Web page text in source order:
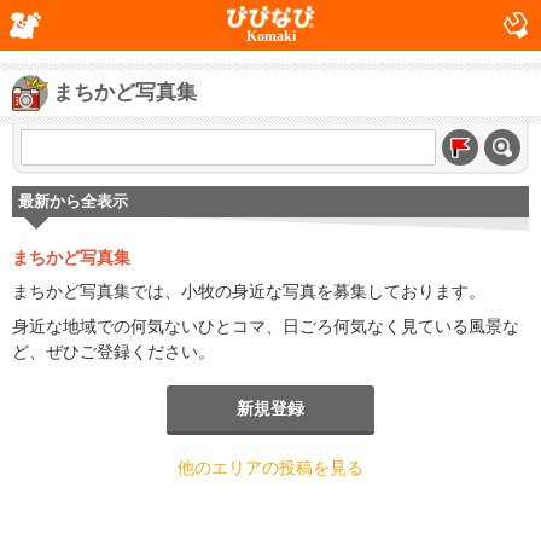
Komaki
まちかど写真集
最新から全表示
まちかど写真集
まちかど写真集では、小牧の身近な写真を募集しております。
身近な地域での何気ないひとコマ、日ごろ何気なく見ている風景な
ど、ぜひご登録ください。
新規登録
他のエリアの投稿を見る